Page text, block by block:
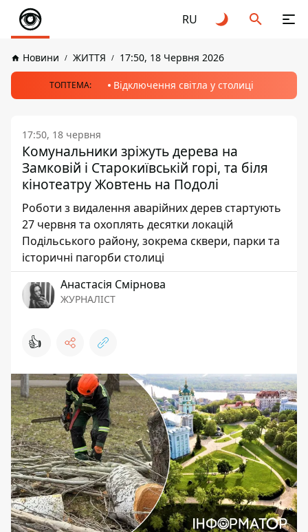
RU
Новини ЖИТТЯ 17:50, 18 Червня 2026
ТОПТЕМА: Відключення світла у столиці
17:50, 18 червня
Комунальники зріжуть дерева на
Замковій і Старокиївській горі, та біля
кінотеатру Жовтень на Подолі
Роботи з видалення аварійних дерев стартують
27 червня та охоплять десятки локацій
Подільського району, зокрема сквери, парки та
історичні пагорби столиці
Анастасія Смірнова
ЖУРНАЛІСТ
👍